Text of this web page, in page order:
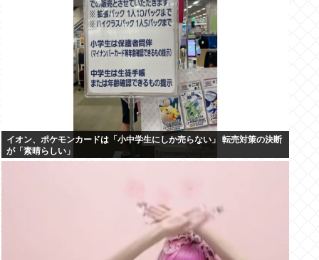
イオン、ポケモンカードは「小中学生にしか売らない」 転売対策の決断
が「素晴らしい」